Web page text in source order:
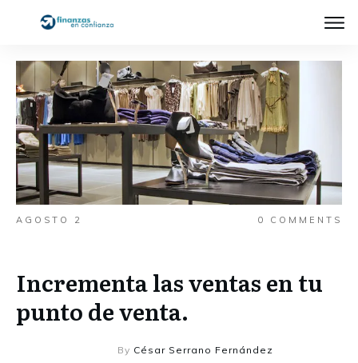
AGOSTO 2 0 COMMENTS
Incrementa las ventas en tu
punto de venta.
By César Serrano Fernández